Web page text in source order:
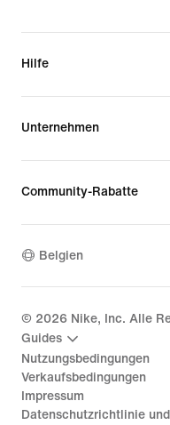
Hilfe
Unternehmen
Community-Rabatte
Belgien
© 2026 Nike, Inc. Alle
Guides
Nutzungsbedingungen
Verkaufsbedingungen
Impressum
Datenschutzrichtlinie